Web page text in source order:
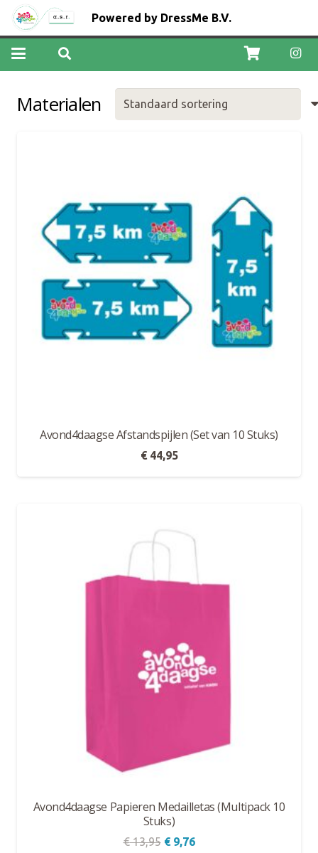
Powered by DressMe B.V.
Materialen
Avond4daagse Afstandspijlen (Set van 10 Stuks)
€44,95
Avond4daagse Papieren Medailletas (Multipack 10
Stuks)
€13,95 Oorspronkelijke
€9,76Huidige